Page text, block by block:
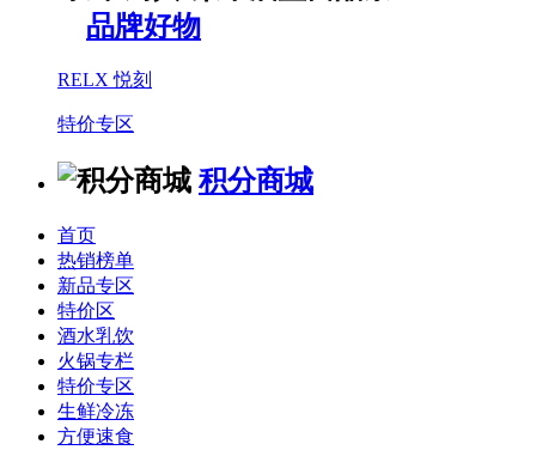
品牌好物
RELX 悦刻
特价专区
积分商城
首页
热销榜单
新品专区
特价区
酒水乳饮
火锅专栏
特价专区
生鲜冷冻
方便速食